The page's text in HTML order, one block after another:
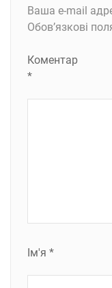
Ваша e-mail
Обов’язкові
Коментар
*
Ім'я *